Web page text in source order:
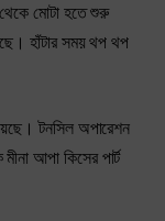
মোটা হতে শুরু
হাঁটার সময় থপ থপ
টনসিল অপারেশন
আপা কিসের পার্ট